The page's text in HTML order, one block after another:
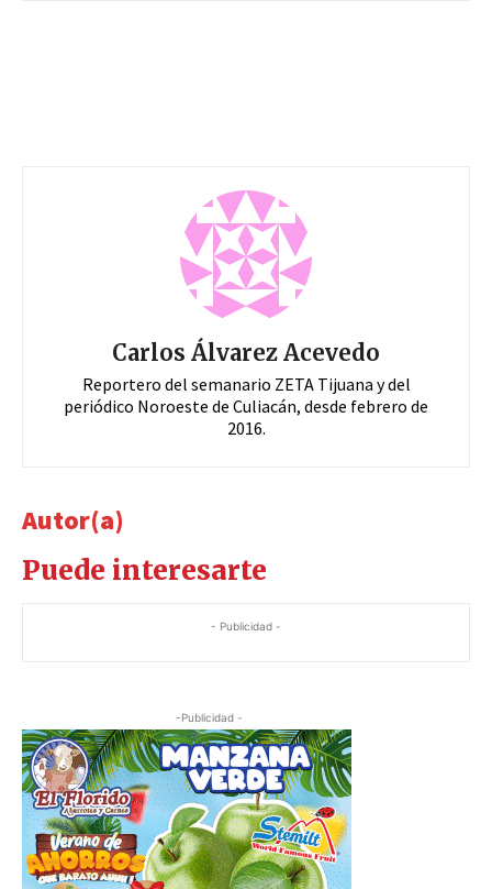
Carlos Álvarez Acevedo
Reportero del semanario ZETA Tijuana y del
periódico Noroeste de Culiacán, desde febrero de
2016.
Autor(a)
Puede interesarte
- Publicidad -
-Publicidad -